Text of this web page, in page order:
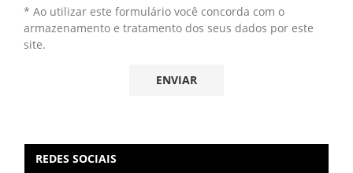
* Ao utilizar este formulário você concorda com o
armazenamento e tratamento dos seus dados por este
site.
REDES SOCIAIS